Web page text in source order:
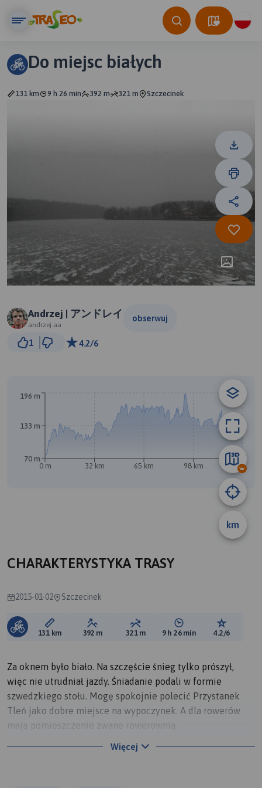
Do miejsc białych
131 km 9 h 26 min 392 m 321 m Szczecinek
Andrzej | アンドレイ
andrzej.aa
obserwuj
1 4.2/6
A
km
0 m 32 km 65 km 98 km 131 km
70 m
133 m
196 m
CHARAKTERYSTYKA TRASY
2015-01-02 Szczecinek
Długość trasy:
131 km Suma przewyższeń:
392 m Suma spadków:
321 m Średni czas potrzebny
9 h 26 min Ocena
4.2/6
Za oknem było biało. Na szczęście śnieg tylko prószył,
więc nie utrudniał jazdy. Śniadanie podali w formie
szwedzkiego stołu. Mogę spokojnie polecić Przystanek
Tleń jako dobre miejsce na wypoczynek. A dla rowerów
mają pomieszczenie zwane rowerownią.
poniżej -9°C. Na niebie pełno chmur, zero ciepłych
Więcej